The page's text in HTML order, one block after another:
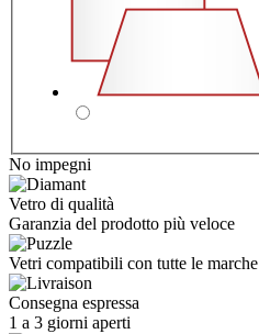
No impegni
Vetro di qualità
Garanzia del prodotto più veloce
Vetri compatibili con tutte le marche
Consegna espressa
1 a 3 giorni aperti